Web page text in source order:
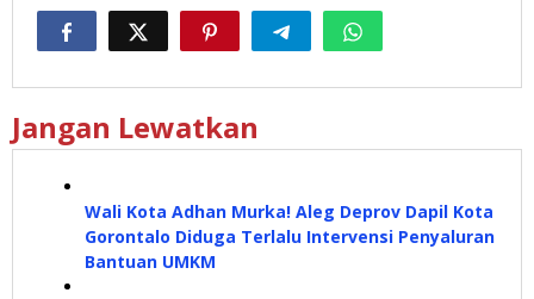
Jangan Lewatkan
Wali Kota Adhan Murka! Aleg Deprov Dapil Kota
Gorontalo Diduga Terlalu Intervensi Penyaluran
Bantuan UMKM